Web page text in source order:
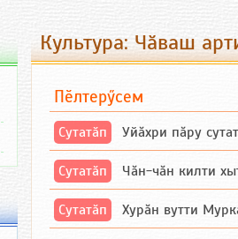
Культура: Чӑваш
Пӗлтерӳсем
Сутатӑп Уйăхри пăру
Сутатӑп Чăн-чăн килти
Сутатӑп Хурăн вутти